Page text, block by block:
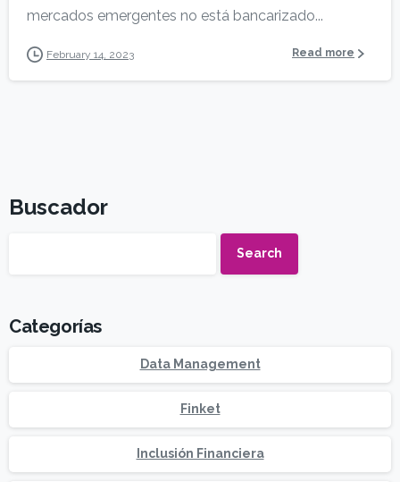
mercados emergentes no está bancarizado...
February 14, 2023 Read more
Buscador
Search
Categorías
Data Management
Finket
Inclusión Financiera